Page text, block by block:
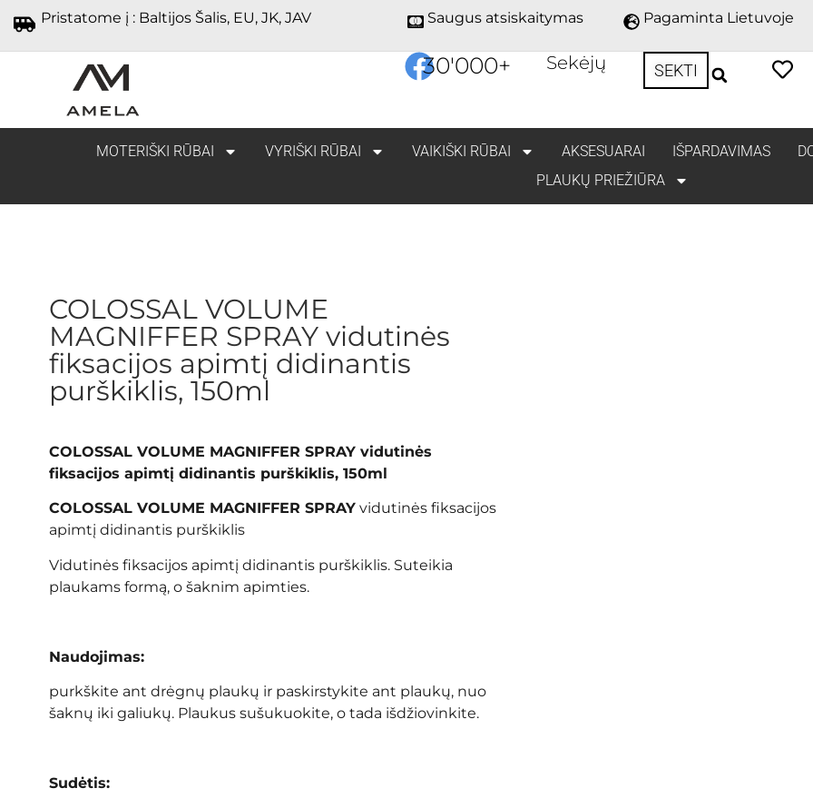
Pristatome į : Baltijos Šalis, EU, JK, JAV Saugus atsiskaitymas Pagaminta Lietuvoje
30'000+ Sekėjų SEKTI
MOTERIŠKI RŪBAI VYRIŠKI RŪBAI VAIKIŠKI RŪBAI AKSESUARAI IŠPARDAVIMAS
PLAUKŲ PRIEŽIŪRA
COLOSSAL VOLUME
MAGNIFFER SPRAY vidutinės
fiksacijos apimtį didinantis
purškiklis, 150ml
COLOSSAL VOLUME MAGNIFFER SPRAY vidutinės
fiksacijos apimtį didinantis purškiklis, 150ml
COLOSSAL VOLUME MAGNIFFER SPRAYvidutinės fiksacijos
apimtį didinantis purškiklis
Vidutinės fiksacijos apimtį didinantis purškiklis. Suteikia
plaukams formą, o šaknim apimties.
Naudojimas:
purkškite ant drėgnų plaukų ir paskirstykite ant plaukų, nuo
šaknų iki galiukų. Plaukus sušukuokite, o tada išdžiovinkite.
Sudėtis: